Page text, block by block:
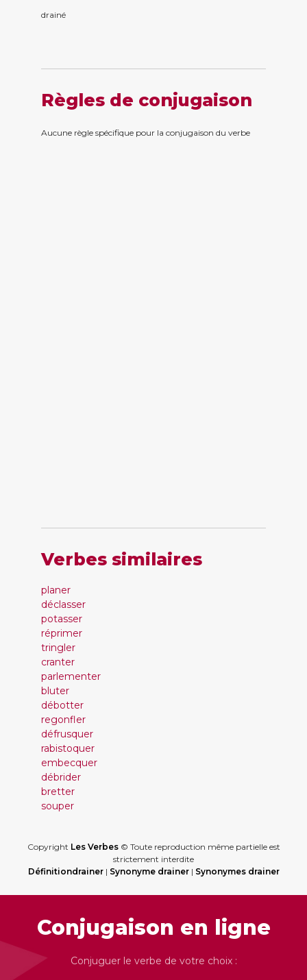
drainé
Règles de conjugaison
Aucune règle spécifique pour la conjugaison du verbe
Verbes similaires
planer
déclasser
potasser
réprimer
tringler
cranter
parlementer
bluter
débotter
regonfler
défrusquer
rabistoquer
embecquer
débrider
bretter
souper
Copyright Les Verbes© Toute reproduction même partielle est
strictement interdite
Définitiondrainer| Synonyme drainer| Synonymes drainer
Conjugaison en ligne
Conjuguer le verbe de votre choix :